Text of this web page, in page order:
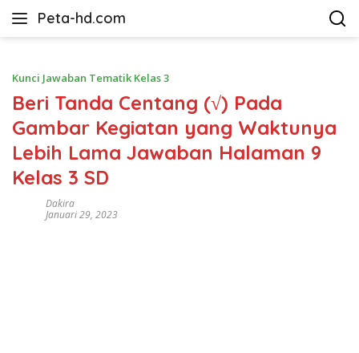
Peta-hd.com
Kumpulan
HD
Kunci Jawaban Tematik Kelas 3
Beri Tanda Centang (√) Pada
Gambar Kegiatan yang Waktunya
Lebih Lama Jawaban Halaman 9
Kelas 3 SD
Dakira
Januari 29, 2023